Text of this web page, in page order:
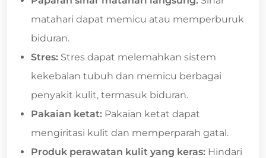
matahari dapat memicu atau memperburuk
biduran.
Stres: Stres dapat melemahkan sistem
kekebalan tubuh dan memicu berbagai
penyakit kulit, termasuk biduran.
Pakaian ketat: Pakaian ketat dapat
mengiritasi kulit dan memperparah gatal.
Produk perawatan kulit yang keras: Hindari